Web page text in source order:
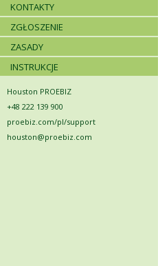
KONTAKTY
ZGŁOSZENIE
ZASADY
INSTRUKCJE
Houston PROEBIZ
+48 222 139 900
proebiz.com/pl/support
houston@proebiz.com